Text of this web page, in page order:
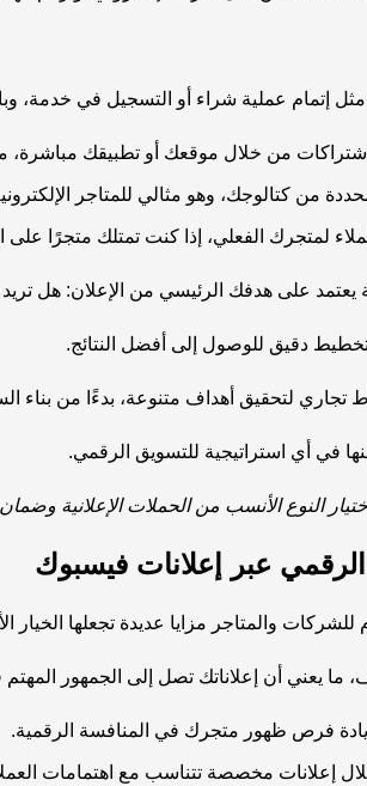
مثل إتمام عملية شراء أو التسجيل في خدمة،
يعتمد على هدفك الرئيسي من الإعلان: هل
دقيق للوصول إلى أفضل النتائج.
تجاري لتحقيق أهداف متنوعة، بدءًا من
في أي استراتيجية للتسويق الرقمي.
النوع الأنسب من الحملات الإعلانية
عبر إعلانات فيسبوك
للشركات والمتاجر مزايا عديدة تجعلها
ما يعني أن إعلاناتك تصل إلى الجمهور المهتم
فرص ظهور متجرك في المنافسة الرقمية.
إعلانات مخصصة تتناسب مع اهتمامات